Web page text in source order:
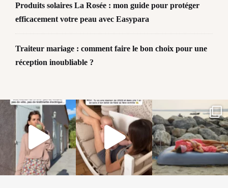
Produits solaires La Rosée : mon guide pour protéger
efficacement votre peau avec Easypara
Traiteur mariage : comment faire le bon choix pour une
réception inoubliable ?